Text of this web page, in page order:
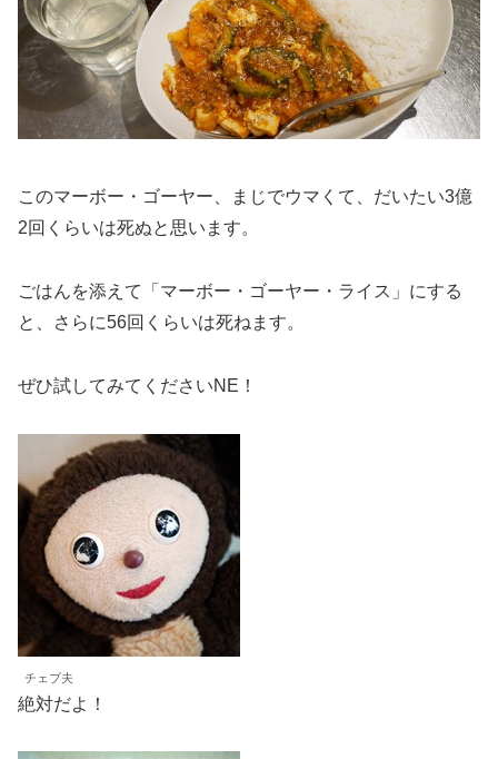
このマーボー・ゴーヤー、まじでウマくて、だいたい3億
2回くらいは死ぬと思います。
ごはんを添えて「マーボー・ゴーヤー・ライス」にする
と、さらに56回くらいは死ねます。
ぜひ試してみてくださいNE！
チェブ夫
絶対だよ！